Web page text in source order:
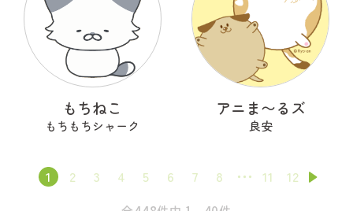
もちねこ
もちもちシャーク
アニま〜るズ
良安
1 2 3 4 5 6 7 8 11 12